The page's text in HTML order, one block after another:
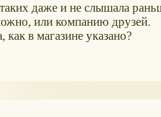
даже и не слышала
или компанию друзей.
в магазине указано?